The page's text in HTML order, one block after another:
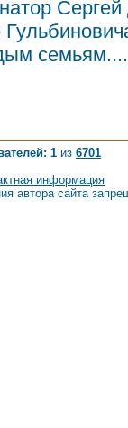
семьям....
1 из 6701
информация
автора сайта